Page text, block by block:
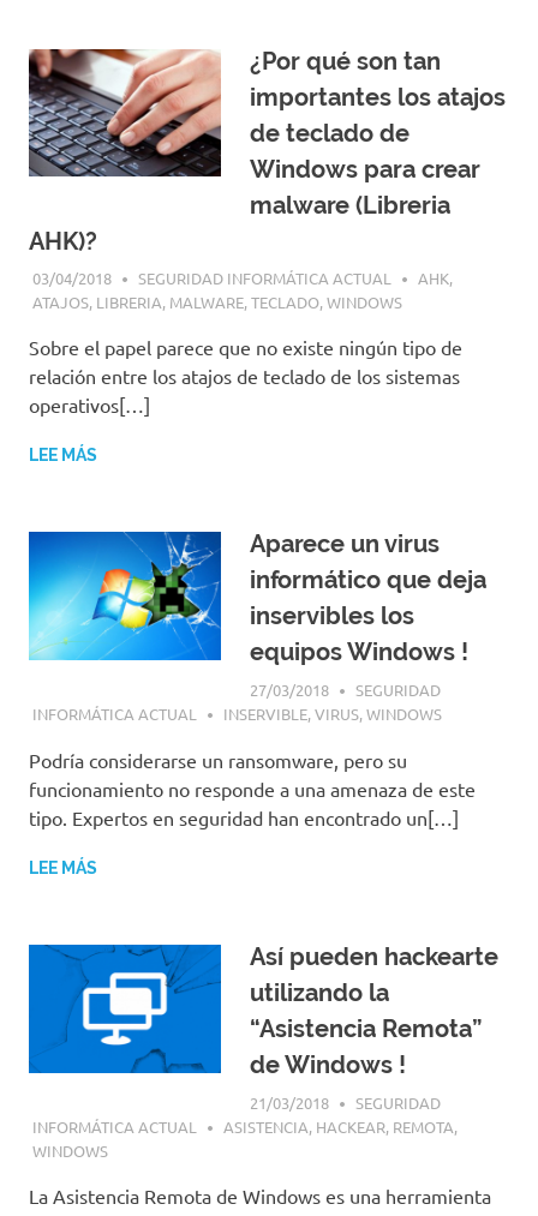
¿Por qué son tan
importantes los atajos
de teclado de
Windows para crear
malware (Libreria
AHK)?
03/04/2018 SEGURIDAD INFORMÁTICA ACTUAL AHK,
ATAJOS, LIBRERIA, MALWARE,TECLADO,WINDOWS
Sobre el papel parece que no existe ningún tipo de
relación entre los atajos de teclado de los sistemas
operativos[…]
LEE MÁS
Aparece un virus
informático que deja
inservibles los
equipos Windows !
27/03/2018
SEGURIDAD
INFORMÁTICA ACTUAL
INSERVIBLE,VIRUS,WINDOWS
Podría considerarse un ransomware, pero su
funcionamiento no responde a una amenaza de este
tipo. Expertos en seguridad han encontrado un[…]
LEE MÁS
Así pueden hackearte
utilizando la
“Asistencia Remota”
de Windows !
21/03/2018
SEGURIDAD
INFORMÁTICA ACTUAL
ASISTENCIA, HACKEAR, REMOTA,
WINDOWS
La Asistencia Remota de Windows es una herramienta